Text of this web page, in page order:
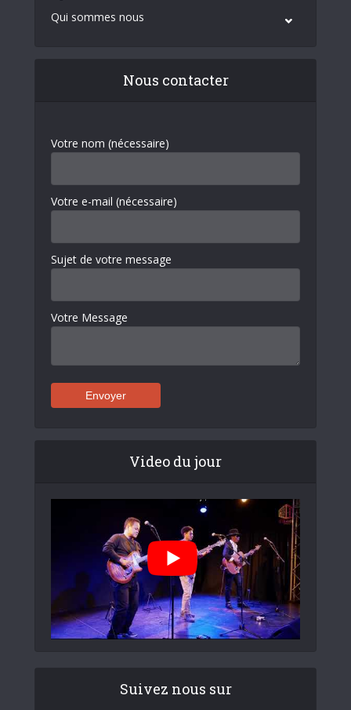
Qui sommes nous
Nous contacter
Votre nom (nécessaire)
Votre e-mail (nécessaire)
Sujet de votre message
Votre Message
Video du jour
Suivez nous sur